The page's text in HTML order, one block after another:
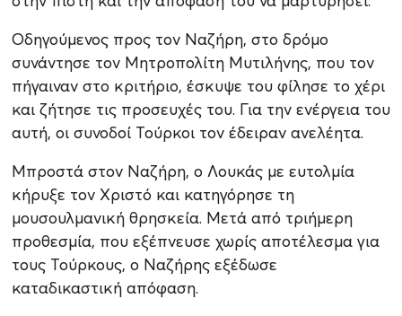
Οδηγούμενος προς τον Ναζήρη, στο δρόμο
συνάντησε τον Μητροπολίτη Μυτιλήνης, που τον
πήγαιναν στο κριτήριο, έσκυψε του φίλησε το χέρι
και ζήτησε τις προσευχές του. Για την ενέργεια του
αυτή, οι συνοδοί Τούρκοι τον έδειραν ανελέητα.
Μπροστά στον Ναζήρη, ο Λουκάς με ευτολμία
κήρυξε τον Χριστό και κατηγόρησε τη
μουσουλμανική θρησκεία. Μετά από τριήμερη
προθεσμία, που εξέπνευσε χωρίς αποτέλεσμα για
τους Τούρκους, ο Ναζήρης εξέδωσε
καταδικαστική απόφαση.